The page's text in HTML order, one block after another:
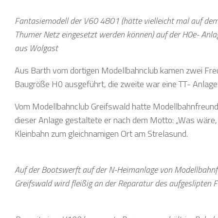
Fantasiemodell der V60 4801 (hätte vielleicht mal auf
Thumer Netz eingesetzt werden können) auf der H0e-
aus Wolgast
Aus Barth vom dortigen Modellbahnclub kamen zwei
Baugröße H0 ausgeführt, die zweite war eine TT-
Vom Modellbahnclub Greifswald hatte
dieser Anlage gestaltete er nach dem Motto: „Was
Kleinbahn zum gleichnamigen Ort am Strelasund.
Auf der Bootswerft auf der N-Heimanlage von
Greifswald wird fleißig an der Reparatur des aufgeslipten